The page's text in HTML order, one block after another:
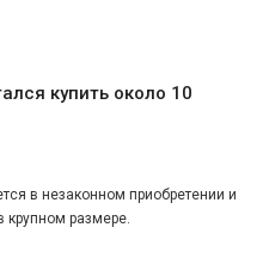
купить около 10
в незаконном приобретении и
крупном размере.